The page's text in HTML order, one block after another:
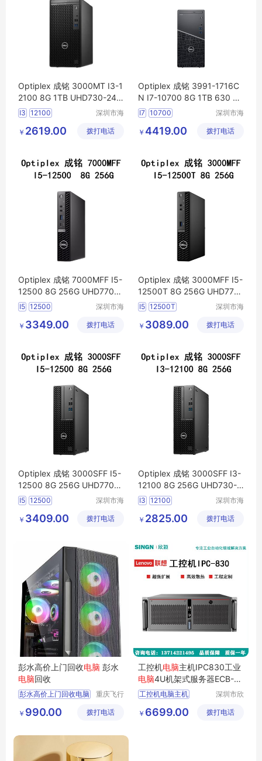
Optiplex 成铭 3000MT I3-1
2100 8G 1TB UHD730-24
WiFi6电脑 主机可议价
I3 12100
深圳市海
有限公司
￥ 2619.00 拨打电话
Optiplex 成铭 3991-1716C
N I7-10700 8G 1TB 630 Wi
Fi6电脑主机可议价
I7 10700
深圳市海
有限公司
￥ 4419.00 拨打电话
Optiplex 成铭 7000MFF I5-
12500 8G 256G UHD770-3
2 WiFi6电脑
I5 12500
深圳市海
有限公司
￥ 3349.00 拨打电话
Optiplex 成铭 3000MFF I5-
12500T 8G 256G UHD770-
32 WiFi6电脑
I5 12500T
深圳市海
有限公司
￥ 3089.00 拨打电话
Optiplex 成铭 3000SFF I5-
12500 8G 256G UHD770-3
2 WiFi6电脑
I5 12500
深圳市海
有限公司
￥ 3409.00 拨打电话
Optiplex 成铭 3000SFF I3-
12100 8G 256G UHD730-2
4 WiFi6电脑
I3 12100
深圳市海
有限公司
￥ 2825.00 拨打电话
彭水高价上门回收电脑 彭水
电脑回收
彭水高价上门回收电脑
重庆飞行
限公司
￥ 990.00 拨打电话
工控机电脑主机IPC830工业
电脑4U机架式服务器ECB-A
H13酷睿7代
工控机电脑主机
工控机电脑IPC830
深圳市欣
限公司
￥ 6699.00 拨打电话